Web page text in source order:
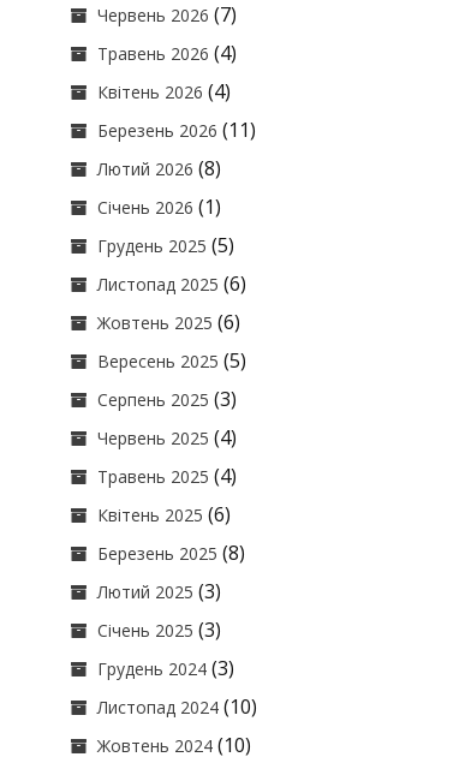
Червень 2026 (7)
Травень 2026 (4)
Квітень 2026 (4)
Березень 2026 (11)
Лютий 2026 (8)
Січень 2026 (1)
Грудень 2025 (5)
Листопад 2025 (6)
Жовтень 2025 (6)
Вересень 2025 (5)
Серпень 2025 (3)
Червень 2025 (4)
Травень 2025 (4)
Квітень 2025 (6)
Березень 2025 (8)
Лютий 2025 (3)
Січень 2025 (3)
Грудень 2024 (3)
Листопад 2024 (10)
Жовтень 2024 (10)